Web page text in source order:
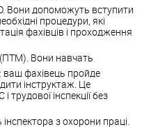
Вони допоможуть вступити
процедури, які
фахівців і проходження
Вони навчать
ваш фахівець пройде
інструктаж. Це
інспекції без
з охорони праці.